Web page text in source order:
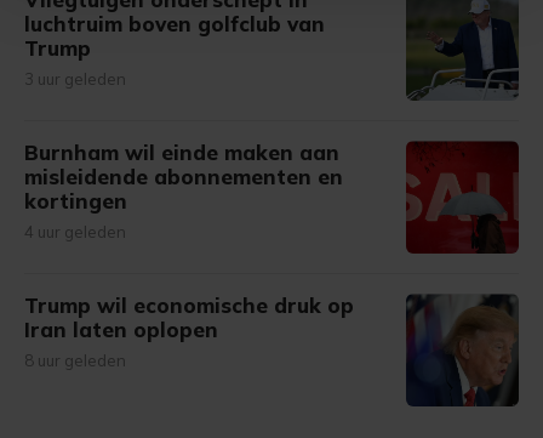
Met cookies werkt onze website beter en wordt jouw
bezoek makkelijker en persoonlijker. Op
onze cookiepagina kun je ons cookiebeleid bekijken en je
luchtruim boven golfclub van
Trump
3 uur geleden
Burnham wil einde maken aan
misleidende abonnementen en
kortingen
4 uur geleden
Trump wil economische druk op
Iran laten oplopen
8 uur geleden